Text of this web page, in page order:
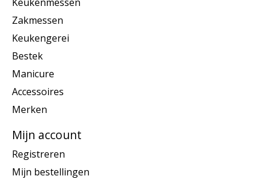
Zakmessen
Keukengerei
Bestek
Manicure
Accessoires
Merken
Mijn account
Registreren
Mijn bestellingen